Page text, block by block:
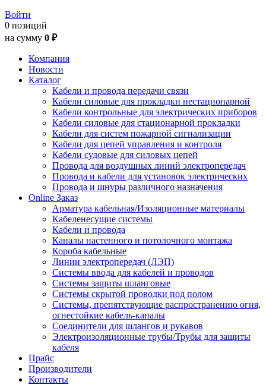
Войти
0 позиций
на сумму 0 ₽
Компания
Новости
Каталог
Кабели и провода передачи связи
Кабели силовые для прокладки нестационарной
Кабели контрольные для электрических приборов
Кабели силовые для стационарной прокладки
Кабели для систем пожарной сигнализации
Кабели для цепей управления и контроля
Кабели судовые для силовых цепей
Провода для воздушных линий электропередач
Провода и кабели для установок электрических
Провода и шнуры различного назначения
Online Заказ
Арматура кабельная/Изоляционные материалы
Кабеленесущие системы
Кабели и провода
Каналы настенного и потолочного монтажа
Короба кабельные
Линии электропередач (ЛЭП)
Системы ввода для кабелей и проводов
Системы защиты шланговые
Системы скрытой проводки под полом
Системы, препятствующие распространению огня,
огнестойкие кабель-каналы
Соединители для шлангов и рукавов
Электроизоляционные трубы/Трубы для защиты
кабеля
Прайс
Производители
Контакты